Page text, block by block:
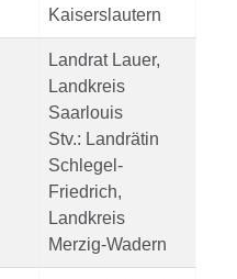
Kaiserslautern
Landrat Lauer,
Landkreis
Saarlouis
Stv.: Landrätin
Schlegel-
Friedrich,
Landkreis
Merzig-Wadern